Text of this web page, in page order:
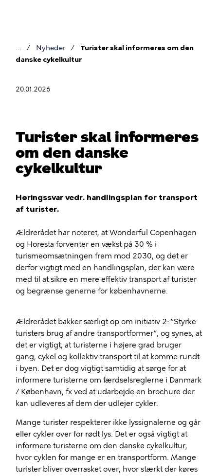
Brødkrumme
Nyheder
Turister skal informeres om den
danske cykelkultur
20.01.2026
Turister skal informeres
om den danske
cykelkultur
Høringssvar vedr. handlingsplan for transport
af turister.
Ældrerådet har noteret, at Wonderful Copenhagen
og Horesta forventer en vækst på 30 % i
turismeomsætningen frem mod 2030, og det er
derfor vigtigt med en handlingsplan, der kan være
med til at sikre en mere effektiv transport af turister
og begrænse generne for københavnerne.
Ældrerådet bakker særligt op om initiativ 2: ”Styrke
turisters brug af andre transportformer”, og synes, at
det er vigtigt, at turisterne i højere grad bruger
gang, cykel og kollektiv transport til at komme rundt
i byen. Det er dog vigtigt samtidig at sørge for at
informere turisterne om færdselsreglerne i Danmark
/ København, fx ved at udarbejde en brochure der
kan udleveres af dem der udlejer cykler.
Mange turister respekterer ikke lyssignalerne og går
eller cykler over for rødt lys. Det er også vigtigt at
informere turisterne om den danske cykelkultur,
hvor cyklen for mange er en transportform. Mange
turister bliver overrasket over, hvor stærkt der køres